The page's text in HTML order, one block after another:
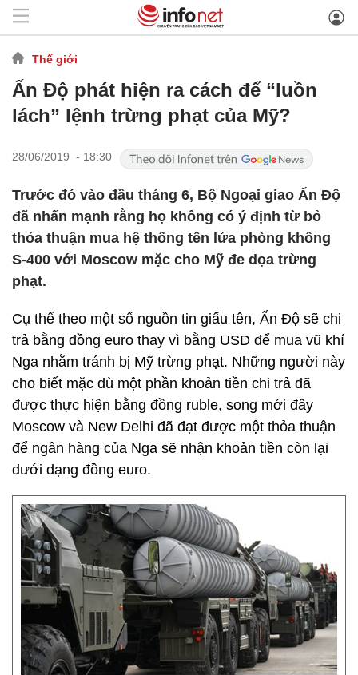
Thế giới
Ấn Độ phát hiện ra cách để “luồn
lách” lệnh trừng phạt của Mỹ?
28/06/2019 - 18:30
Trước đó vào đầu tháng 6, Bộ Ngoại giao Ấn Độ
đã nhấn mạnh rằng họ không có ý định từ bỏ
thỏa thuận mua hệ thống tên lửa phòng không
S-400 với Moscow mặc cho Mỹ đe dọa trừng
phạt.
Cụ thể theo một số nguồn tin giấu tên, Ấn Độ sẽ chi
trả bằng đồng euro thay vì bằng USD để mua vũ khí
Nga nhằm tránh bị Mỹ trừng phạt. Những người này
cho biết mặc dù một phần khoản tiền chi trả đã
được thực hiện bằng đồng ruble, song mới đây
Moscow và New Delhi đã đạt được một thỏa thuận
để ngân hàng của Nga sẽ nhận khoản tiền còn lại
dưới dạng đồng euro.